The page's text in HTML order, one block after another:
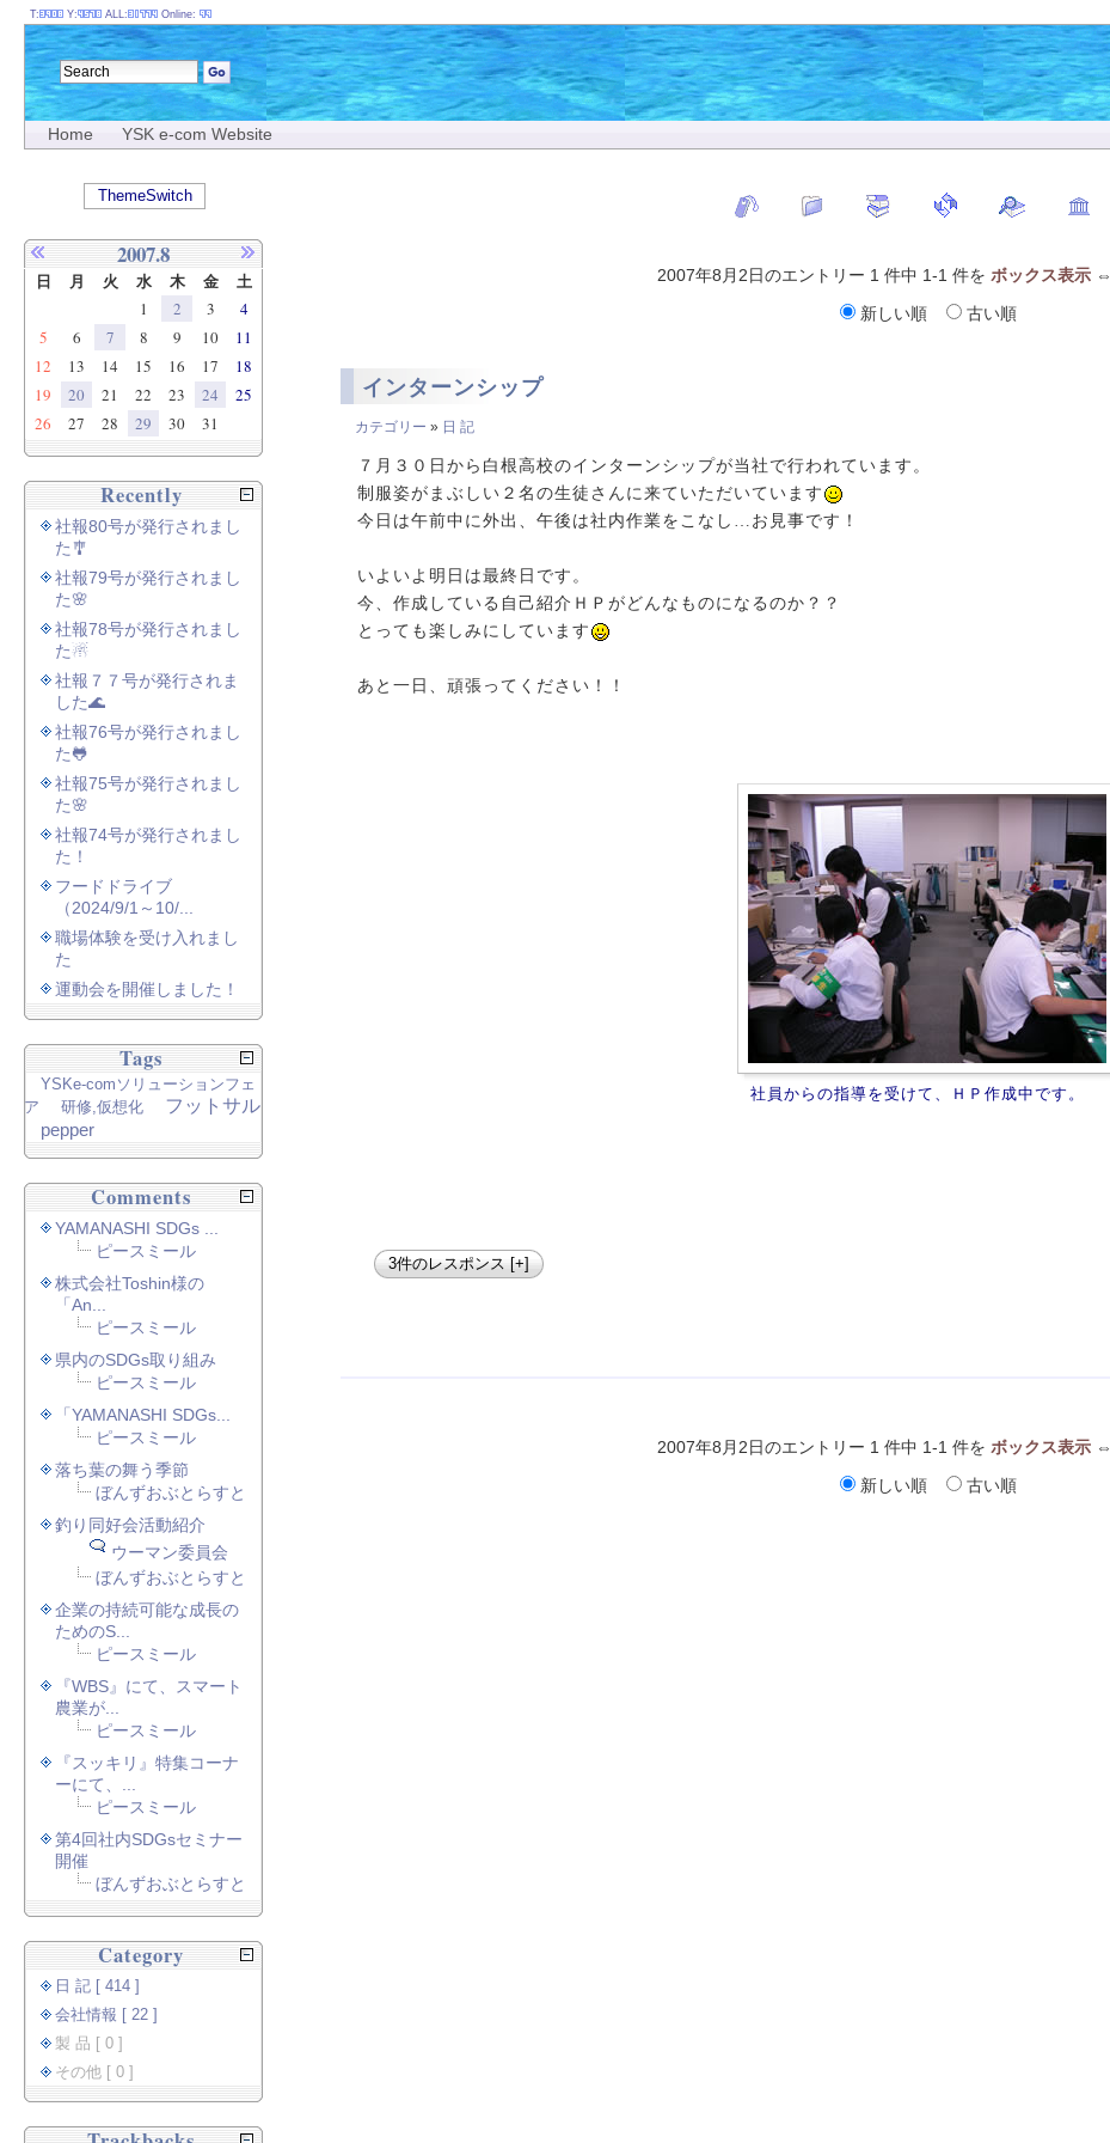
Home YSK e-com Website
2007年8月2日のエントリー 1 件中 1-1 件を ボックス表示⇔
新しい順
古い順
インターンシップ
カテゴリー » 日 記
７月３０日から白根高校のインターンシップが当社で行われています。
制服姿がまぶしい２名の生徒さんに来ていただいています
今日は午前中に外出、午後は社内作業をこなし…お見事です！
いよいよ明日は最終日です。
今、作成している自己紹介ＨＰがどんなものになるのか？？
とっても楽しみにしています
あと一日、頑張ってください！！
社員からの指導を受けて、ＨＰ作成中です。
3件のレスポンス [+]
2007年8月2日のエントリー 1 件中 1-1 件を ボックス表示⇔
新しい順
古い順
T: Y: ALL: Online:
ThemeSwitch
2007.8
日 月 火 水 木 金 土
1 2 3
4
5
6 7 8 9 10
11
12
13 14 15 16 17
18
19
20 21 22 23 24
25
26
27 28 29 30 31
Recently
社報80号が発行されまし
た🎐
社報79号が発行されまし
た🌸
社報78号が発行されまし
た☃
社報７７号が発行されま
した🌊
社報76号が発行されまし
た🐸
社報75号が発行されまし
た🌸
社報74号が発行されまし
た！
フードドライブ
（2024/9/1～10/...
職場体験を受け入れまし
た
運動会を開催しました！
Tags
YSKe-comソリューションフェ
ア
研修,仮想化
フットサル
pepper
Comments
YAMANASHI SDGs ...
ピースミール
株式会社Toshin様の
「An...
ピースミール
県内のSDGs取り組み
ピースミール
「YAMANASHI SDGs...
ピースミール
落ち葉の舞う季節
ぼんずおぶとらすと
釣り同好会活動紹介
ウーマン委員会
ぼんずおぶとらすと
企業の持続可能な成長の
ためのS...
ピースミール
『WBS』にて、スマート
農業が...
ピースミール
『スッキリ』特集コーナ
ーにて、...
ピースミール
第4回社内SDGsセミナー
開催
ぼんずおぶとらすと
Category
日 記 [ 414 ]
会社情報 [ 22 ]
製 品 [ 0 ]
その他 [ 0 ]